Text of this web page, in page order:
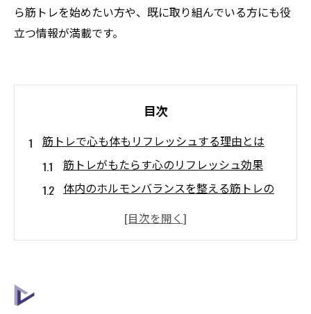
ら筋トレを始めたい方や、既に取り組んでいる方にも役
立つ情報が満載です。
目次
筋トレで心も体もリフレッシュする理由とは
筋トレがもたらす心のリフレッシュ効果
体内のホルモンバランスを整える筋トレの